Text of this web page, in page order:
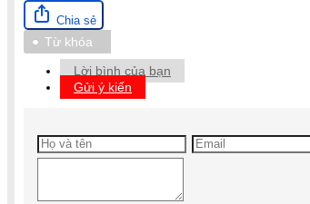
Chia sẻ
Từ khóa
Lời bình của bạn
Gửi ý kiến